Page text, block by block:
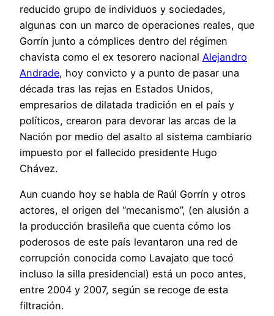
reducido grupo de individuos y sociedades,
algunas con un marco de operaciones reales, que
Gorrín junto a cómplices dentro del régimen
chavista como el ex tesorero nacional Alejandro
Andrade, hoy convicto y a punto de pasar una
década tras las rejas en Estados Unidos,
empresarios de dilatada tradición en el país y
políticos, crearon para devorar las arcas de la
Nación por medio del asalto al sistema cambiario
impuesto por el fallecido presidente Hugo
Chávez.
Aun cuando hoy se habla de Raúl Gorrín y otros
actores, el origen del “mecanismo”, (en alusión a
la producción brasileña que cuenta cómo los
poderosos de este país levantaron una red de
corrupción conocida como Lavajato que tocó
incluso la silla presidencial) está un poco antes,
entre 2004 y 2007, según se recoge de esta
filtración.